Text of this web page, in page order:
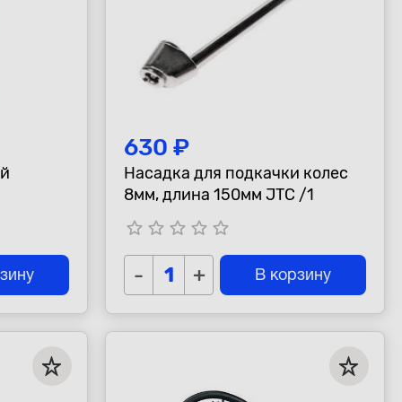
630 ₽
Насадка для подкачки колес
8мм, длина 150мм JTC /1
star_border star_border star_border star_border star_border
- + В корзину